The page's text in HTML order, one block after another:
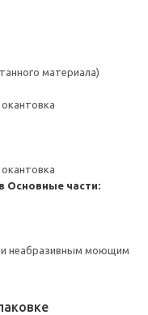
материала)
Основные части:
неабразивным моющим